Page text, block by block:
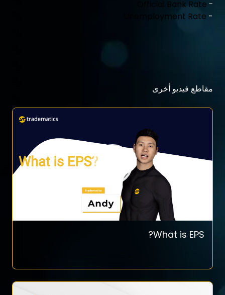
-
Official Bank Rate
-
Unemployment Rate
مقاطع فيديو أخرى
What is EPS?